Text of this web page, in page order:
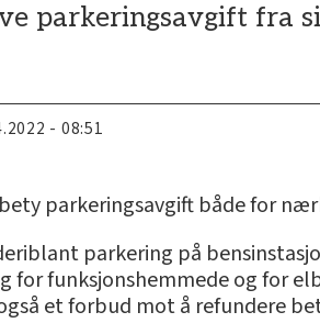
parkeringsavgift fra
- 08:51
parkeringsavgift både for
parkering på
for funksjonshemmede og for
et forbud mot å refundere